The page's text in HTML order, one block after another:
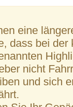
eine
dass bei der
nicht
und sich